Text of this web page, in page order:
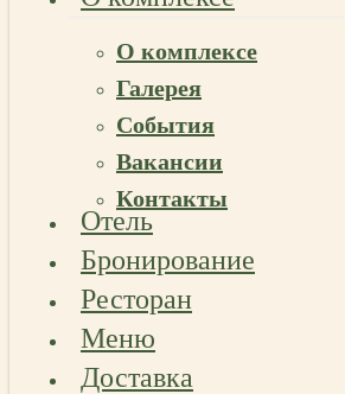
О комплексе
Галерея
События
Вакансии
Контакты
Отель
Бронирование
Ресторан
Меню
Доставка